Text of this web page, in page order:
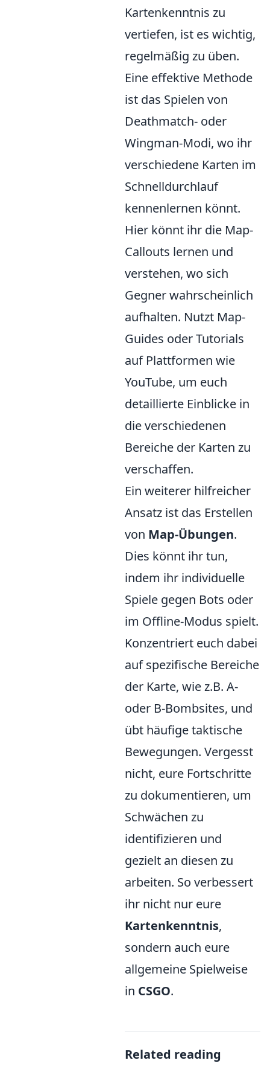
Kartenkenntnis zu
vertiefen, ist es wichtig,
regelmäßig zu üben.
Eine effektive Methode
ist das Spielen von
Deathmatch- oder
Wingman-Modi, wo ihr
verschiedene Karten im
Schnelldurchlauf
kennenlernen könnt.
Hier könnt ihr die Map-
Callouts lernen und
verstehen, wo sich
Gegner wahrscheinlich
aufhalten. Nutzt Map-
Guides oder Tutorials
auf Plattformen wie
YouTube, um euch
detaillierte Einblicke in
die verschiedenen
Bereiche der Karten zu
verschaffen.
Ein weiterer hilfreicher
Ansatz ist das Erstellen
von Map-Übungen.
Dies könnt ihr tun,
indem ihr individuelle
Spiele gegen Bots oder
im Offline-Modus spielt.
Konzentriert euch dabei
auf spezifische Bereiche
der Karte, wie z.B. A-
oder B-Bombsites, und
übt häufige taktische
Bewegungen. Vergesst
nicht, eure Fortschritte
zu dokumentieren, um
Schwächen zu
identifizieren und
gezielt an diesen zu
arbeiten. So verbessert
ihr nicht nur eure
Kartenkenntnis,
sondern auch eure
allgemeine Spielweise
in CSGO.
Related reading